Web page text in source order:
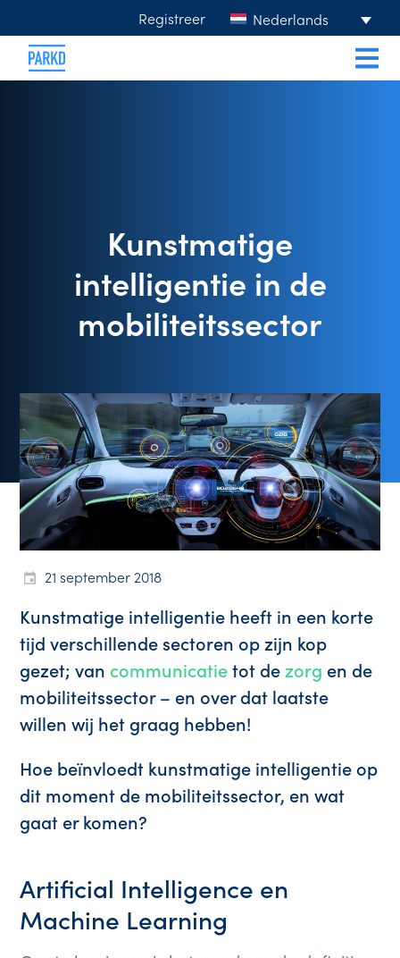
Registreer Nederlands
Kunstmatige
intelligentie in de
mobiliteitssector
21 september 2018
Kunstmatige intelligentie heeft in een korte
tijd verschillende sectoren op zijn kop
gezet; van communicatietot dezorg en de
mobiliteitssector – en over dat laatste
willen wij het graag hebben!
Hoe beïnvloedt kunstmatige intelligentie op
dit moment de mobiliteitssector, en wat
gaat er komen?
Artificial Intelligence en
Machine Learning